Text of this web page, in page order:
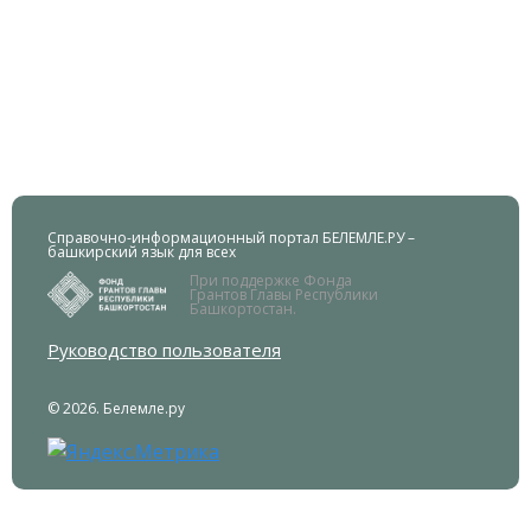
Справочно-информационный портал БЕЛЕМЛЕ.РУ –
башкирский язык для всех
При поддержке Фонда
Грантов Главы Республики
Башкортостан.
Руководство пользователя
© 2026. Белемле.ру